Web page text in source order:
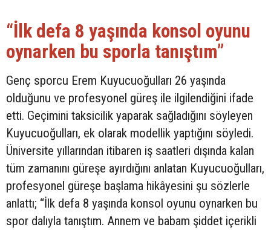
“İlk defa 8 yaşında konsol oyunu
oynarken bu sporla tanıştım”
Genç sporcu Erem Kuyucuoğulları 26 yaşında
olduğunu ve profesyonel güreş ile ilgilendiğini ifade
etti. Geçimini taksicilik yaparak sağladığını söyleyen
Kuyucuoğulları, ek olarak modellik yaptığını söyledi.
Üniversite yıllarından itibaren iş saatleri dışında kalan
tüm zamanını güreşe ayırdığını anlatan Kuyucuoğulları,
profesyonel güreşe başlama hikâyesini şu sözlerle
anlattı; “İlk defa 8 yaşında konsol oyunu oynarken bu
spor dalıyla tanıştım. Annem ve babam şiddet içerikli